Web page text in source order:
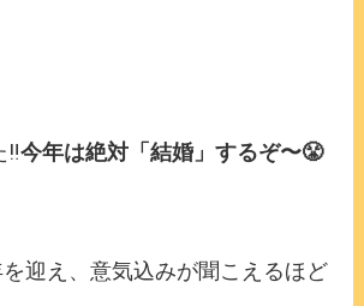
‼️今年は絶対「結婚」するぞ〜😤
迎え、意気込みが聞こえるほど